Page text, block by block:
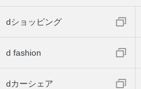
dショッピング
d fashion
dカーシェア